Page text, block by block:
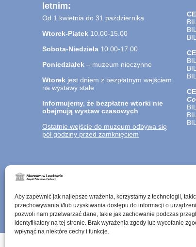
Aby zapewnić jak najlepsze wrażenia, korzystamy z technologii,
przechowywania i/lub uzyskiwania dostępu do informacji o
pozwoli nam przetwarzać dane, takie jak zachowanie podczas
identyfikatory na tej stronie. Brak wyrażenia zgody lub wycofanie
wpłynąć na niektóre cechy i funkcje.
letnim:
Od 1 kwietnia do 31 października
Wtorek-Piątek 10.00-15.00
Sobota-Niedziela 10.00-17.00
Poniedziałek – muzeum nieczynne
Wtorek jest dniem z bezpłatnym wejściem
na wystawy stałe
Informujemy, że bezpłatne wtorki nie
obejmują wystaw czasowych
Ostatnie wejście do muzeum odbywa się
pół godziny przed zamknięciem